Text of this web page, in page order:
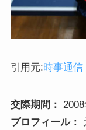
引用元:時事通信
交際期間：
プロフィール：